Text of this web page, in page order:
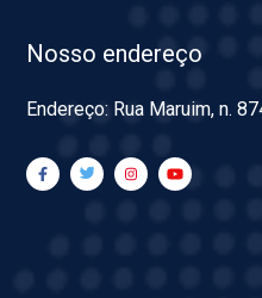
Nosso endereço
Endereço: Rua Maruim, n.